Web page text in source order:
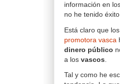
información en
no he tenido
Está claro que los
promotora vasca
dinero público
a los vascos
Tal y como he